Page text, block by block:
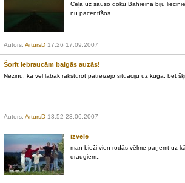
Ceļā uz sauso doku Bahreinā biju
nu pacentīšos..
Autors: ArtursD17:26 17.09.2007
Šorīt iebraucām baigās auzās!
Nezinu, kā vēl labāk raksturot patreizējo situāciju uz kuģa, bet
Autors: ArtursD13:52 23.06.2007
izvēle
man bieži vien rodās vēlme paņemt uz
draugiem..